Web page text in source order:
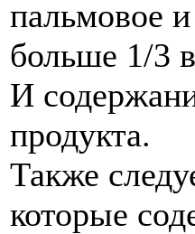
пальмовое
больше 1/3
И
продукта.
Также
которые